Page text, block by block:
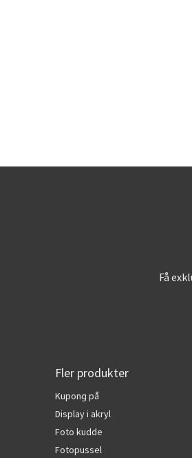
Få
Fler produkter
Kupong på
Display i akryl
Foto kudde
Fotopussel